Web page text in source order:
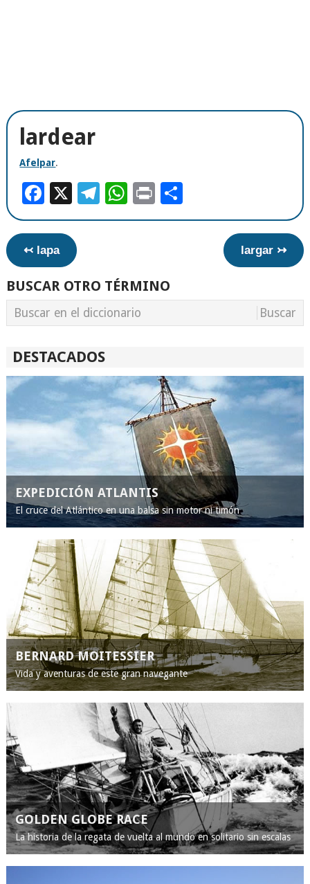
lardear
Afelpar.
Facebook
X Telegram
WhatsApp
Print
↢ lapa largar ↣
BUSCAR OTRO TÉRMINO
DESTACADOS
EXPEDICIÓN ATLANTIS
El cruce del Atlántico en una balsa sin motor ni timón
BERNARD MOITESSIER
Vida y aventuras de este gran navegante
GOLDEN GLOBE RACE
La historia de la regata de vuelta al mundo en solitario sin escalas